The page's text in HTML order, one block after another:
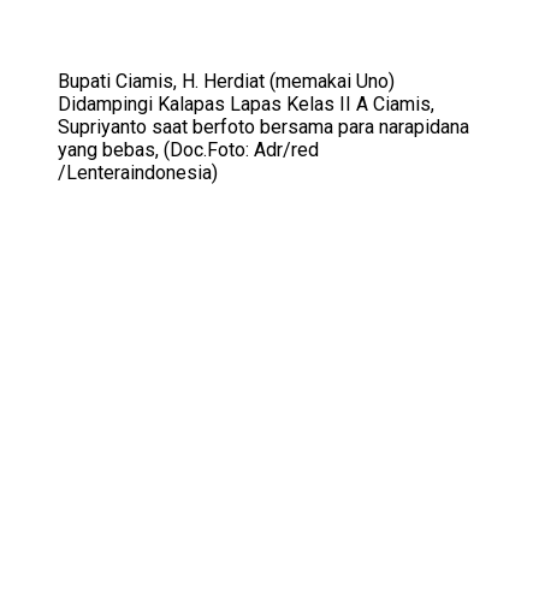
Bupati Ciamis, H. Herdiat (memakai Uno)
Didampingi Kalapas Lapas Kelas II A Ciamis,
Supriyanto saat berfoto bersama para narapidana
yang bebas, (Doc.Foto: Adr/red
/Lenteraindonesia)